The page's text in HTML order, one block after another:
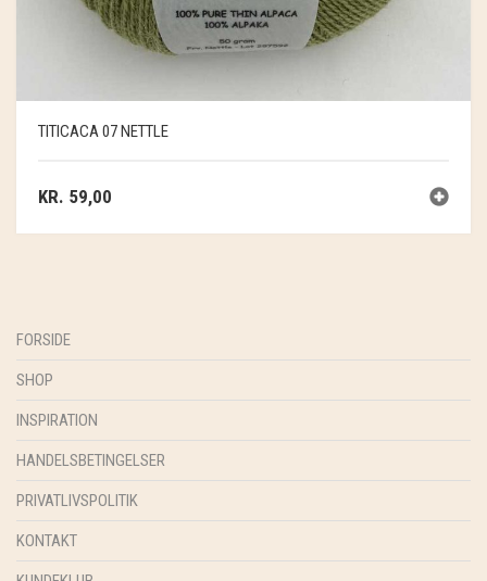
TITICACA 07 NETTLE
KR. 59,00
FORSIDE
SHOP
INSPIRATION
HANDELSBETINGELSER
PRIVATLIVSPOLITIK
KONTAKT